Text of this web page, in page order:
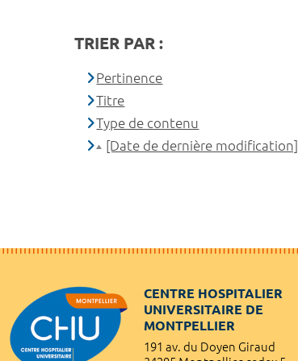
TRIER PAR :
Pertinence
Titre
Type de contenu
[Date de dernière modification]
CENTRE HOSPITALIER
UNIVERSITAIRE DE
MONTPELLIER
191 av. du Doyen Giraud